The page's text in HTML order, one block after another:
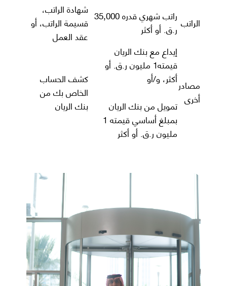
الراتب
راتب شهري قدره 35,000
ر.ق. أو أكثر
شهادة الراتب،
قسيمة الراتب، أو
عقد العمل
مصادر
أخرى
إيداع مع بنك الريان
قيمته1 مليون ر.ق. أو
أكثر، و/أو
تمويل من بنك الريان
بمبلغ أساسي قيمته 1
مليون ر.ق. أو أكثر
كشف الحساب
الخاص بك من
بنك الريان